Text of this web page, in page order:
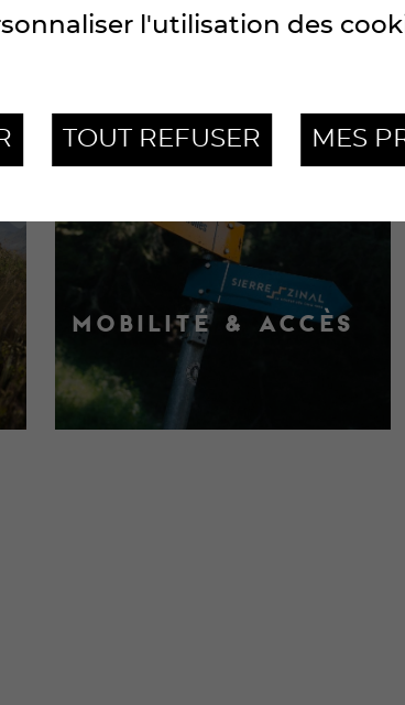
MOBILITÉ & ACCÈS
l'utilisation des
TOUT REFUSER MES